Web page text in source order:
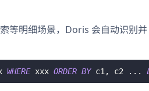
等明细场景，Doris 会自动识别并
WHERE xxx ORDER BY c1 , c2 . . .